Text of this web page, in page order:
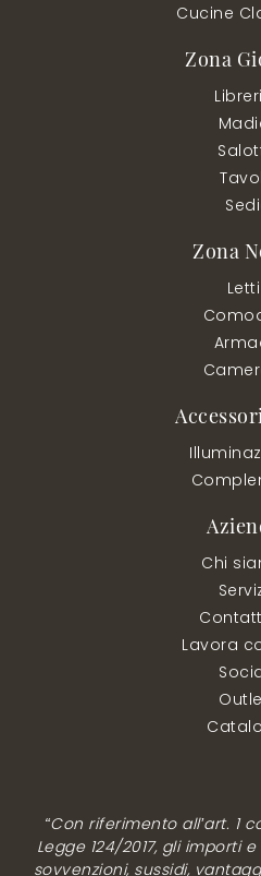
Cucine
Zona
Zona
Letti
Chi
Lavora
“Con riferimento all’art. 1
Legge 124/2017, gli importi
sovvenzioni, sussidi,